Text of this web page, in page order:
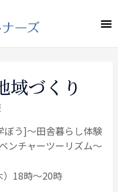
域づくり
ぼう]～田舎暮らし体験
ンチャーツーリズム～
18時～20時